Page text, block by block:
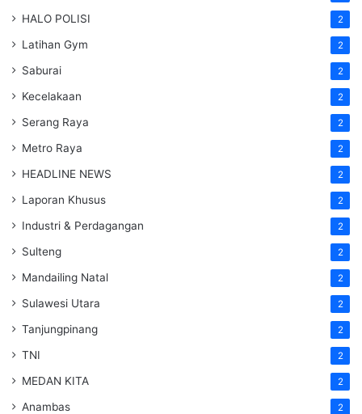
HALO POLISI 2
Latihan Gym 2
Saburai 2
Kecelakaan 2
Serang Raya 2
Metro Raya 2
HEADLINE NEWS 2
Laporan Khusus 2
Industri & Perdagangan 2
Sulteng 2
Mandailing Natal 2
Sulawesi Utara 2
Tanjungpinang 2
TNI 2
MEDAN KITA 2
Anambas 2